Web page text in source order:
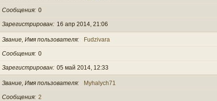
Сообщения 0
Зарегистрирован 16 апр 2014, 21:06
Звание, Имя пользователя Fudzivara
Сообщения 0
Зарегистрирован 05 май 2014, 12:33
Звание, Имя пользователя Myhalych71
Сообщения 2